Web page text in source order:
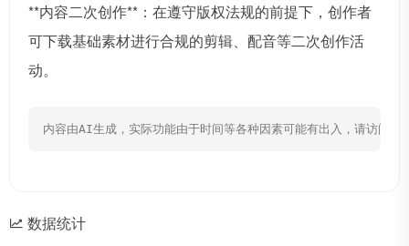
**内容二次创作**：在遵守版权法规的前提下，创作者
可下载基础素材进行合规的剪辑、配音等二次创作活
动。
内容由AI生成，实际功能由于时间等各种因素可能有出入，请访问网
数据统计